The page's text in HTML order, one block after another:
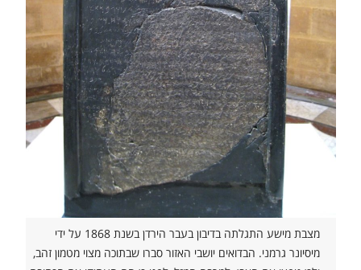
מצבת מישע התגלתה בדיבון בעבר הירדן בשנת 1868 על ידי
מיסיונר גרמני. הבדואים יושבי האזור סברו שבתוכה מצוי מטמון זהב,